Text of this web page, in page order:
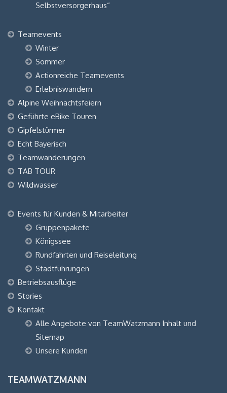
Selbstversorgerhaus“
Teamevents
Winter
Sommer
Actionreiche Teamevents
Erlebniswandern
Alpine Weihnachtsfeiern
Geführte eBike Touren
Gipfelstürmer
Echt Bayerisch
Teamwanderungen
TAB TOUR
Wildwasser
Events für Kunden & Mitarbeiter
Gruppenpakete
Königssee
Rundfahrten und Reiseleitung
Stadtführungen
Betriebsausflüge
Stories
Kontakt
Alle Angebote von TeamWatzmann Inhalt und
Sitemap
Unsere Kunden
TEAMWATZMANN